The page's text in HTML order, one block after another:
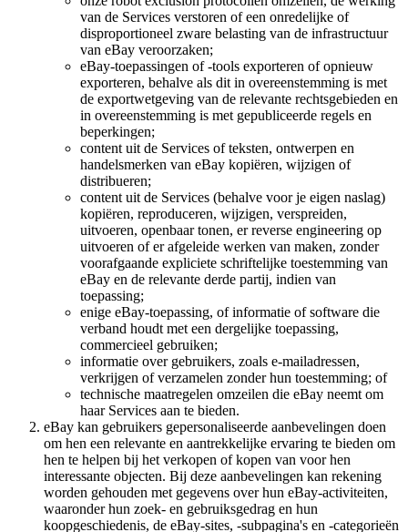
van de Services verstoren of een onredelijke of
disproportioneel zware belasting van de infrastructuur
van eBay veroorzaken;
eBay-toepassingen of -tools exporteren of opnieuw
exporteren, behalve als dit in overeenstemming is met
de exportwetgeving van de relevante rechtsgebieden en
in overeenstemming is met gepubliceerde regels en
beperkingen;
content uit de Services of teksten, ontwerpen en
handelsmerken van eBay kopiëren, wijzigen of
distribueren;
content uit de Services (behalve voor je eigen naslag)
kopiëren, reproduceren, wijzigen, verspreiden,
uitvoeren, openbaar tonen, er reverse engineering op
uitvoeren of er afgeleide werken van maken, zonder
voorafgaande expliciete schriftelijke toestemming van
eBay en de relevante derde partij, indien van
toepassing;
enige eBay-toepassing, of informatie of software die
verband houdt met een dergelijke toepassing,
commercieel gebruiken;
informatie over gebruikers, zoals e-mailadressen,
verkrijgen of verzamelen zonder hun toestemming; of
technische maatregelen omzeilen die eBay neemt om
haar Services aan te bieden.
eBay kan gebruikers gepersonaliseerde aanbevelingen doen
om hen een relevante en aantrekkelijke ervaring te bieden om
hen te helpen bij het verkopen of kopen van voor hen
interessante objecten. Bij deze aanbevelingen kan rekening
worden gehouden met gegevens over hun eBay-activiteiten,
waaronder hun zoek- en gebruiksgedrag en hun
koopgeschiedenis, de eBay-sites, -subpagina's en -categorieën